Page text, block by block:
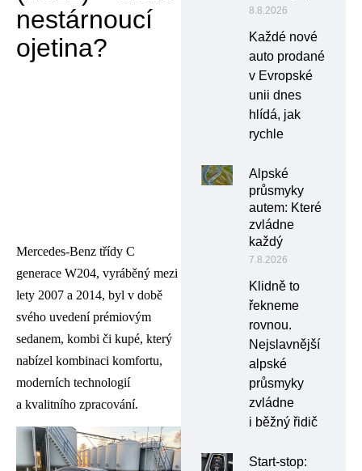
nestárnoucí
ojetina?
Mercedes-Benz třídy C
generace W204, vyráběný mezi
lety 2007 a 2014, byl v době
svého uvedení prémiovým
sedanem, kombi či kupé, který
nabízel kombinaci komfortu,
moderních technologií
a kvalitního zpracování.
8.8.2026
Každé nové
auto prodané
v Evropské
unii dnes
hlídá, jak
rychle
Alpské
průsmyky
autem: Které
zvládne
každý
7.8.2026
Klidně to
řekneme
rovnou.
Nejslavnější
alpské
průsmyky
zvládne
i běžný řidič
Start-stop: